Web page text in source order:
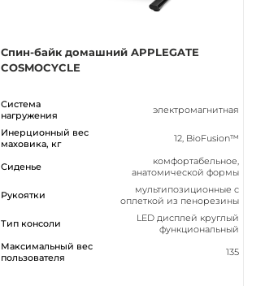
Спин-байк домашний APPLEGATE
COSMOCYCLE
Система
нагружения
электромагнитная
Инерционный вес
маховика, кг
12, BioFusion™
Сиденье
комфортабельное,
анатомической формы
Рукоятки
мультипозиционные с
оплеткой из пенорезины
Тип консоли
LED дисплей круглый
функциональный
Максимальный вес
пользователя
135